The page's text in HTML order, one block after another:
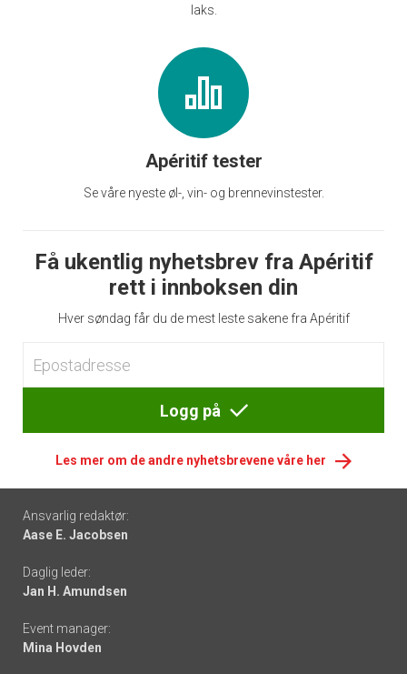
laks.
Apéritif tester
Se våre nyeste øl-, vin- og brennevinstester.
Få ukentlig nyhetsbrev fra Apéritif
rett i innboksen din
Hver søndag får du de mest leste sakene fra Apéritif
Logg på
Les mer om de andre nyhetsbrevene våre her
Footer
-
links
Ansvarlig redaktør:
Aase E. Jacobsen
Daglig leder:
Jan H. Amundsen
Event manager:
Mina Hovden